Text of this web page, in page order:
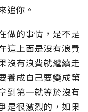
追你。
做的事情，是不是
這上面是沒有浪費
沒有浪費就繼續走
養成自己要變成第
到第一就等於沒有
是很激烈的，如果